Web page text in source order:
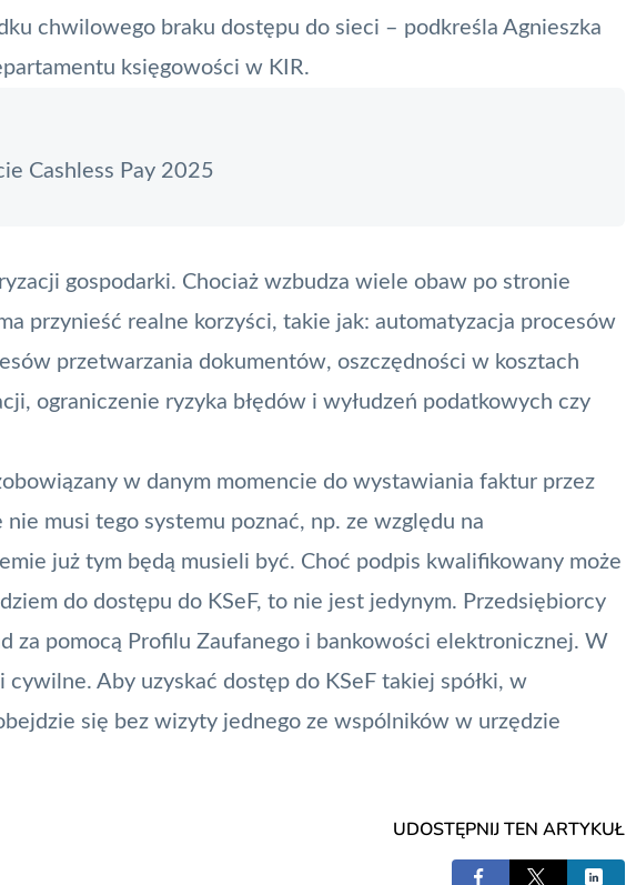
chwilowego braku dostępu do sieci – podkreśla Agnieszka
księgowości w KIR.
Cashless Pay 2025
gospodarki. Chociaż wzbudza wiele obaw po stronie
przynieść realne korzyści, takie jak: automatyzacja procesów
przetwarzania dokumentów, oszczędności w kosztach
ograniczenie ryzyka błędów i wyłudzeń podatkowych czy
w danym momencie do wystawiania faktur przez
nie musi tego systemu poznać, np. ze względu na
już tym będą musieli być. Choć podpis kwalifikowany może
do dostępu do KSeF, to nie jest jedynym. Przedsiębiorcy
za pomocą Profilu Zaufanego i bankowości elektronicznej. W
Aby uzyskać dostęp do KSeF takiej spółki, w
się bez wizyty jednego ze wspólników w urzędzie
UDOSTĘPNIJ TEN ARTYKUŁ